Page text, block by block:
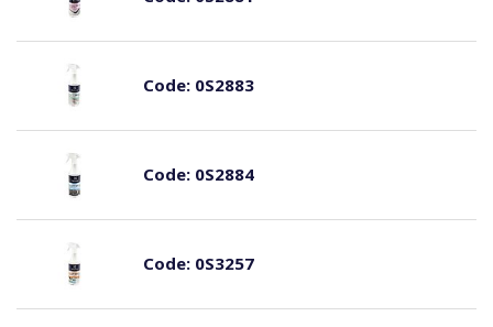
Code:0S2883
Code:0S2884
Code:0S3257